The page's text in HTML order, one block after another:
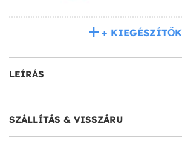
+ KIEGÉSZÍTŐK
LEÍRÁS
SZÁLLÍTÁS & VISSZÁRU